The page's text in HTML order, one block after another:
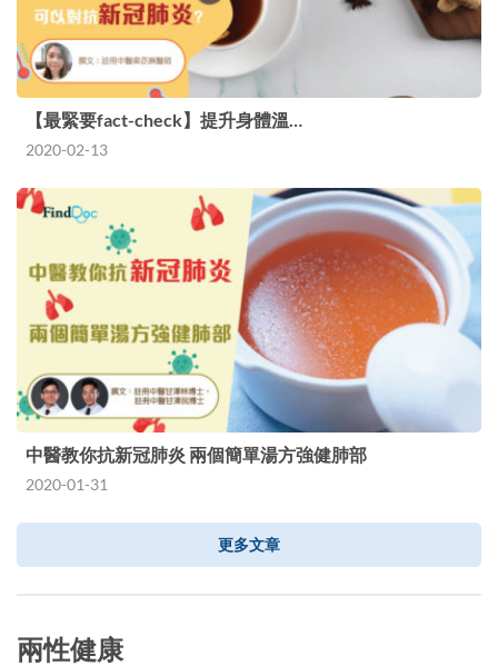
【最緊要fact-check】提升身體溫…
2020-02-13
中醫教你抗新冠肺炎 兩個簡單湯方強健肺部
2020-01-31
更多文章
兩性健康